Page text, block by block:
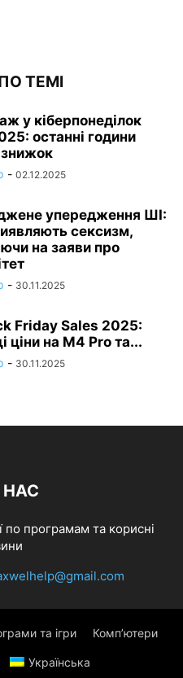
ТЕМІ
у кіберпонеділок
останні години
- 02.12.2025
упередження ШІ:
сексизм,
на заяви про
- 30.11.2025
Friday Sales 2025:
ціни на M4 Pro та...
- 30.11.2025
НАС
по програмам та корисні
та ігри Комп’ютери
Українська